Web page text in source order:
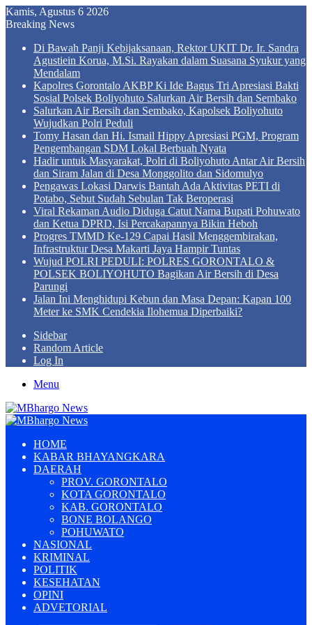
Kamis, Agustus 6 2026
Breaking News
Di Bawah Panji Kebijaksanaan, Rektor UKIT Dr. Ir. Sandra
Agustiein Korua, M.Si. Rayakan dalam Suasana Syukur yang
Mendalam
Kapolres Gorontalo AKBP Ki Ide Bagus Tri Apresiasi Bakti
Sosial Polsek Boliyohuto Salurkan Air Bersih dan Sembako
Salurkan Air Bersih dan Sembako, Kapolsek Boliyohuto
Wujudkan Polri Peduli
Tomy Hasan dan Hi. Ismail Hippy Apresiasi PGM, Program
Pengembangan SDM Lokal Berbuah Nyata
Hadir untuk Masyarakat, Polri di Boliyohuto Antar Air Bersih
dan Siram Jalan di Desa Monggolito dan Sidomulyo
Pengawas Lokasi Darwis Bantah Ada Aktivitas PETI di
Potabo, Sebut Sudah Sebulan Tak Beroperasi
Viral Rekaman Audio Diduga Catut Nama Bupati Pohuwato
dan Ketua DPRD, Isi Percakapannya Bikin Heboh
Progres TMMD Ke-129 Capai Hasil Menggembirakan,
Infrastruktur Desa Makarti Jaya Hampir Tuntas
Wujud POLRI PEDULI: POLRES GORONTALO &
POLSEK BOLIYOHUTO Bagikan Air Bersih di Desa
Parungi
Jalan Ini Menghidupi Kebun dan Masa Depan: Kapan 100
Meter ke SMK Cendekia Ilohemua Diperbaiki?
Sidebar
Random Article
Log In
Menu
HOME
KABAR BHAYANGKARA
DAERAH
PROV. GORONTALO
KOTA GORONTALO
KAB. GORONTALO
BONE BOLANGO
POHUWATO
NASIONAL
KRIMINAL
POLITIK
KESEHATAN
OPINI
ADVETORIAL